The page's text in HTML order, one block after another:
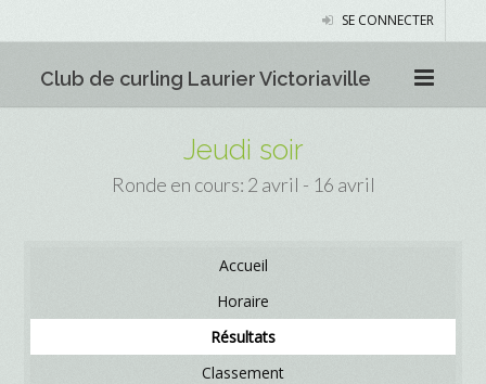
SE CONNECTER
Club de curling Laurier Victoriaville
Jeudi soir
Ronde en cours: 2 avril - 16 avril
Accueil
Horaire
Résultats
Classement